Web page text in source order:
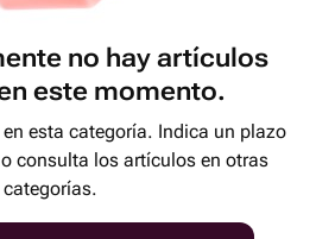
no hay artículos
este momento.
esta categoría. Indica un plazo
consulta los artículos en otras
categorías.